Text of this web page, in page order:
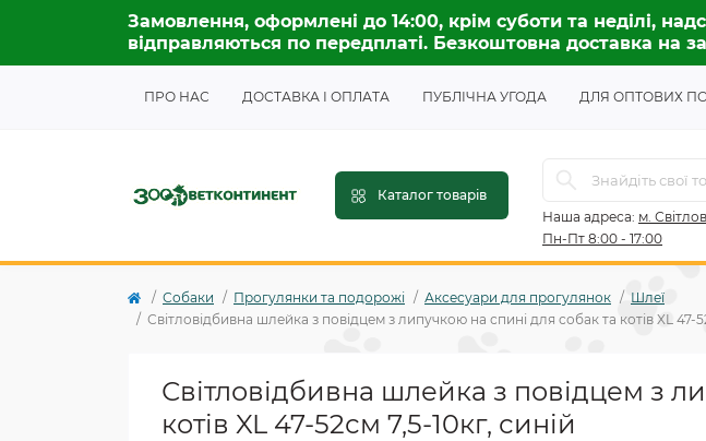
Замовлення, оформлені до 14:00, крім суботи та неділі,
відправляються по передплаті. Безкоштовна доставка на
ПРО НАС ДОСТАВКА І ОПЛАТА ПУБЛІЧНА УГОДА ДЛЯ ОПТОВИХ
Каталог товарів
Наша адреса: м.
Пн-Пт 8:00 - 17:00
Собаки Прогулянки та подорожі Аксесуари для прогулянок
Шлеї
Світловідбивна шлейка з повідцем з липучкою на спині для собак та котів XL 47-
Світловідбивна шлейка з повідцем з
котів XL 47-52см 7,5-10кг, синій